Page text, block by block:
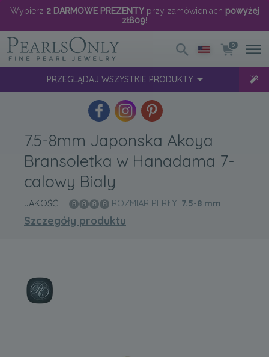
Wybierz 2 DARMOWE PREZENTYprzy zamówieniach powyżej
zł809!
0
PRZEGLĄDAJ WSZYSTKIE PRODUKTY
7.5-8mm Japonska Akoya
Bransoletka w Hanadama 7-
calowy Bialy
JAKOŚĆ: ROZMIAR PERŁY: 7.5-8 mm
Szczegóły produktu